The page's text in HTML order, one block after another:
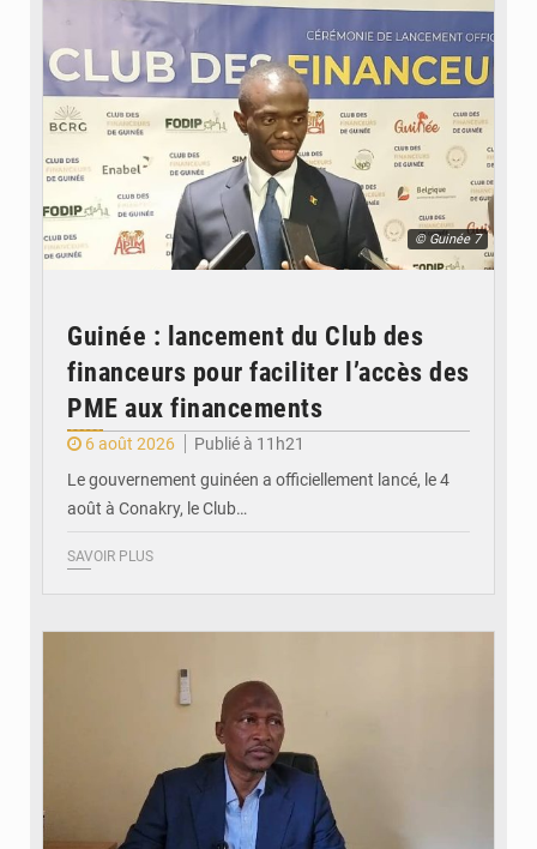
© Guinée 7
Guinée : lancement du Club des
financeurs pour faciliter l’accès des
PME aux financements
6 août 2026
Publié à 11h21
Le gouvernement guinéen a officiellement lancé, le 4
août à Conakry, le Club…
SAVOIR PLUS